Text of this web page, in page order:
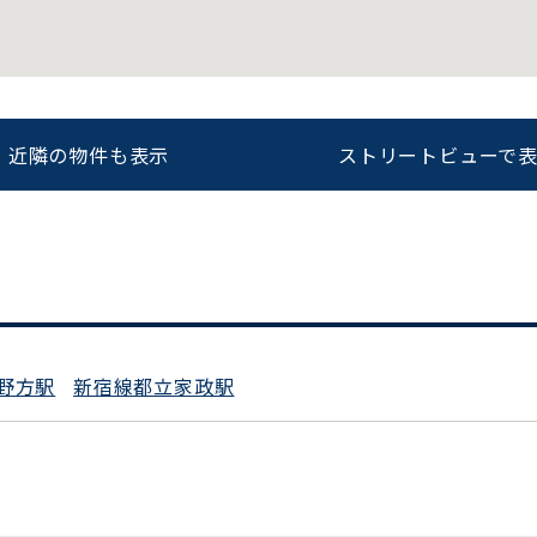
スムーズにご案内できます
0120-620-213
近隣の物件も表示 ストリートビューで
方駅 新宿線都立家政駅